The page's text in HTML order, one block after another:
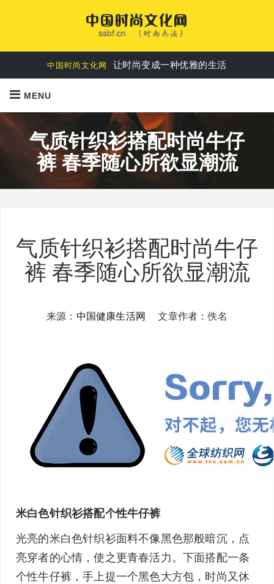
中国时尚文化网 时尚是每个人都可以享受的美好生活
中国时尚文化网 让时尚变成一种优雅的生活
MENU
气质针织衫搭配时尚牛仔
裤 春季随心所欲显潮流
气质针织衫搭配时尚牛仔
裤 春季随心所欲显潮流
来源： 中国健康生活网 文章作者：佚名
米白色针织衫搭配个性牛仔裤
光亮的米白色针织衫面料不像黑色那般暗沉，点
亮穿者的心情，使之更青春活力。下面搭配一条
个性牛仔裤 ，手上提一个黑色大方包，时尚又休